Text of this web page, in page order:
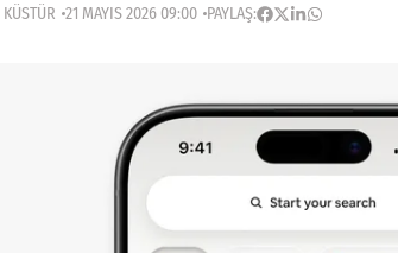
21 MAYIS 2026 09:00 PAYLAŞ: